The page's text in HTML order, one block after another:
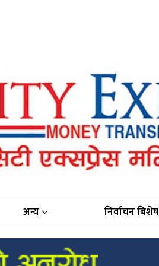
अन्य निर्वाचन बिशेष